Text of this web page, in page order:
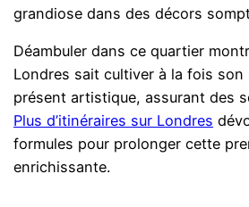
grandiose dans des décors
Déambuler dans ce quartier
Londres sait cultiver à la fois son
présent artistique, assurant des
Plus d’itinéraires sur Londres
formules pour prolonger cette
enrichissante.